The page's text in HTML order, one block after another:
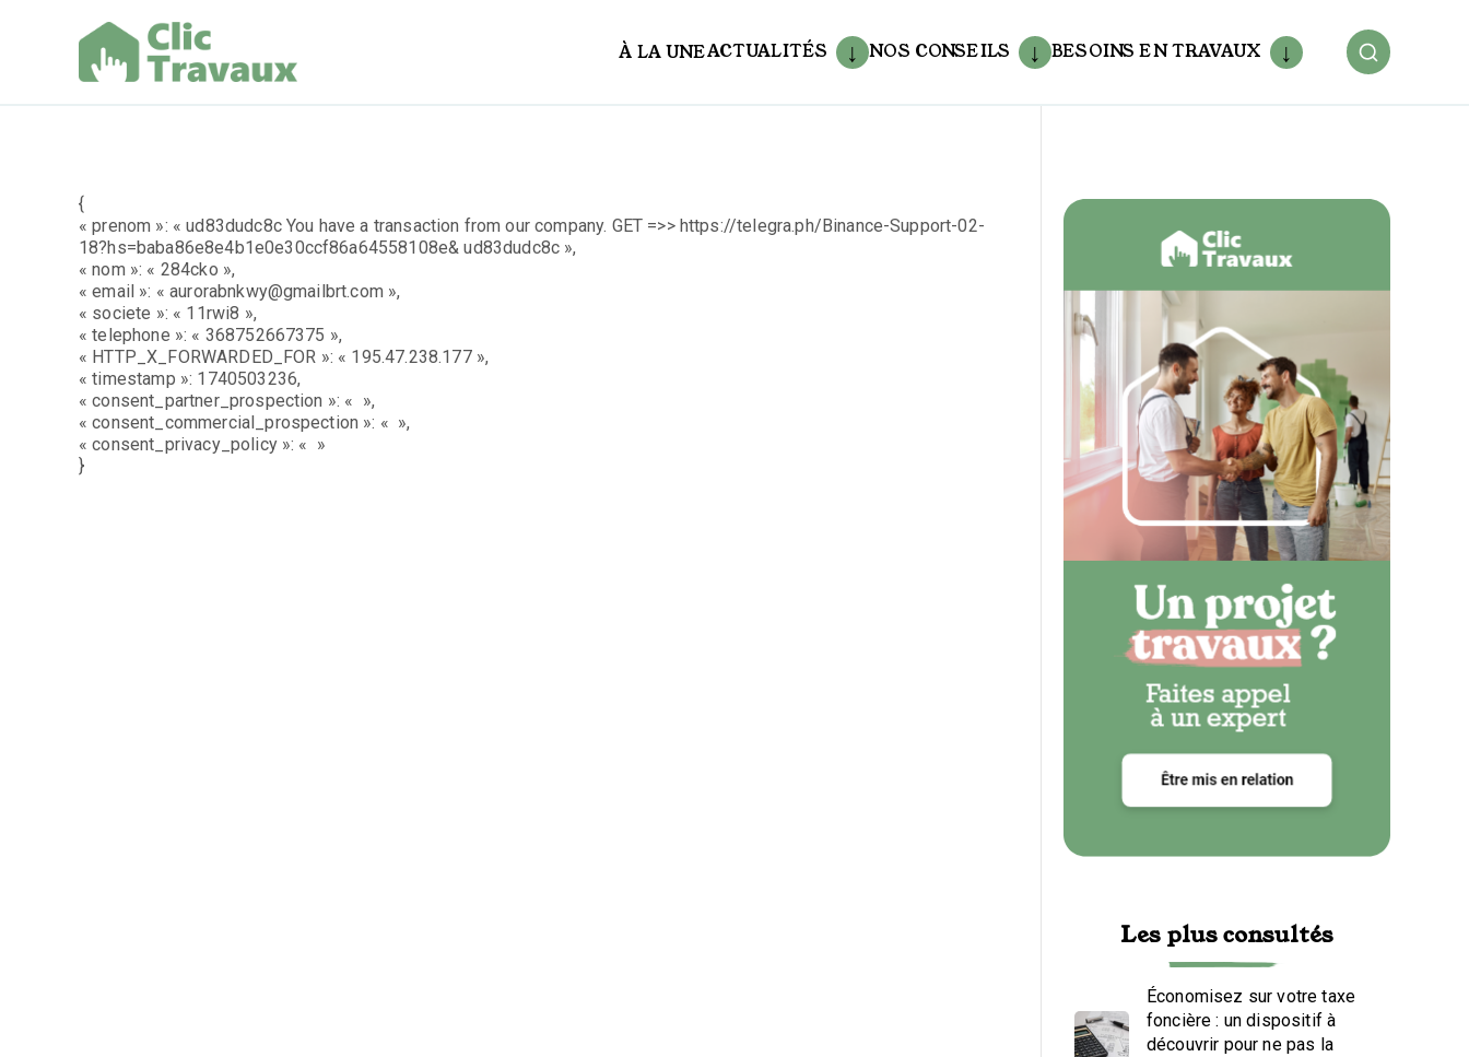
À LA UNEACTUALITÉS NOS CONSEILS BESOINS EN TRAVAUX
{
« prenom »: « ud83dudc8c You have a transaction from our company. GET =>> https://telegra.ph/Binance-Support-02-
18?hs=baba86e8e4b1e0e30ccf86a64558108e& ud83dudc8c »,
« nom »: « 284cko »,
« email »: « aurorabnkwy@gmailbrt.com »,
« societe »: « 11rwi8 »,
« telephone »: « 368752667375 »,
« HTTP_X_FORWARDED_FOR »: « 195.47.238.177 »,
« timestamp »: 1740503236,
« consent_partner_prospection »: « »,
« consent_commercial_prospection »: « »,
« consent_privacy_policy »: « »
}
Les plus consultés
Économisez sur votre taxe
foncière : un dispositif à
découvrir pour ne pas la